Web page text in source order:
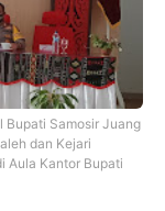
Bupati Samosir Juang
dan Kejari
Aula Kantor Bupati